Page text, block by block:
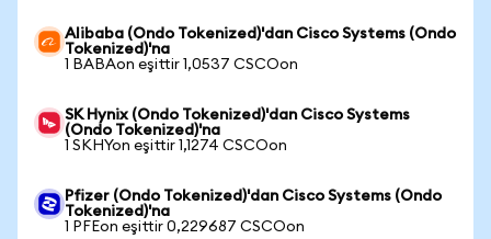
Alibaba (Ondo Tokenized)'dan Cisco Systems (Ondo
Tokenized)'na
1 BABAon eşittir 1,0537 CSCOon
SK Hynix (Ondo Tokenized)'dan Cisco Systems
(Ondo Tokenized)'na
1 SKHYon eşittir 1,1274 CSCOon
Pfizer (Ondo Tokenized)'dan Cisco Systems (Ondo
Tokenized)'na
1 PFEon eşittir 0,229687 CSCOon